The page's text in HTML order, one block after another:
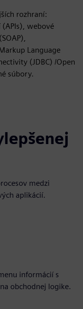
rozhraní:
webové
Language
(JDBC) /Open
súbory.
medzi
aplikácií.
informácií s
obchodnej logike.